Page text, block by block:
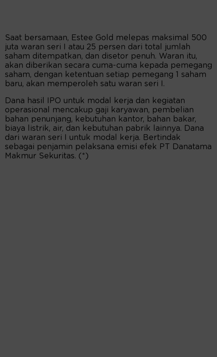
Saat bersamaan, Estee Gold melepas maksimal 500
juta waran seri I atau 25 persen dari total jumlah
saham ditempatkan, dan disetor penuh. Waran itu,
akan diberikan secara cuma-cuma kepada pemegang
saham, dengan ketentuan setiap pemegang 1 saham
baru, akan memperoleh satu waran seri I.
Dana hasil IPO untuk modal kerja dan kegiatan
operasional mencakup gaji karyawan, pembelian
bahan penunjang, kebutuhan kantor, bahan bakar,
biaya listrik, air, dan kebutuhan pabrik lainnya. Dana
dari waran seri I untuk modal kerja. Bertindak
sebagai penjamin pelaksana emisi efek PT Danatama
Makmur Sekuritas. (*)